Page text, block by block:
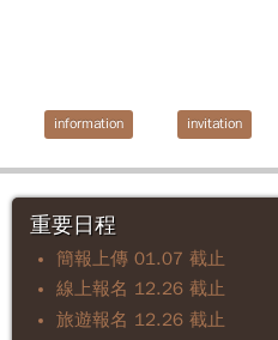
information invitation
重要日程
簡報上傳 01.07 截止
線上報名 12.26 截止
旅遊報名 12.26 截止